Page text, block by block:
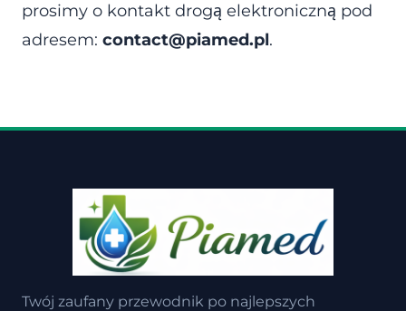
prosimy o kontakt drogą elektroniczną pod
adresem: contact@piamed.pl.
Twój zaufany przewodnik po najlepszych